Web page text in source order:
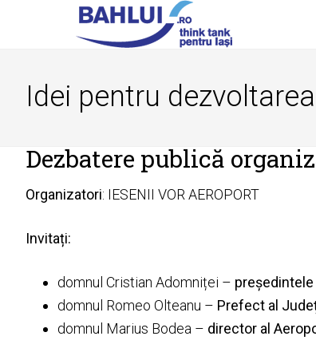
Idei pentru
Dezbatere publică
Organizatori: IESENII VOR AEROPORT
Invitați:
domnul Cristian Adomniței –
domnul Romeo Olteanu – Prefect al
domnul Marius Bodea – director al